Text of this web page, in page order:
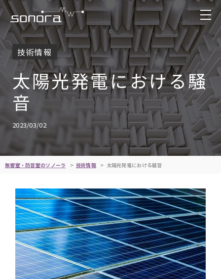
技術情報
太陽光発電における騒
音
2023/03/02
無響室・防音室のソノーラ 技術情報 太陽光発電における騒音